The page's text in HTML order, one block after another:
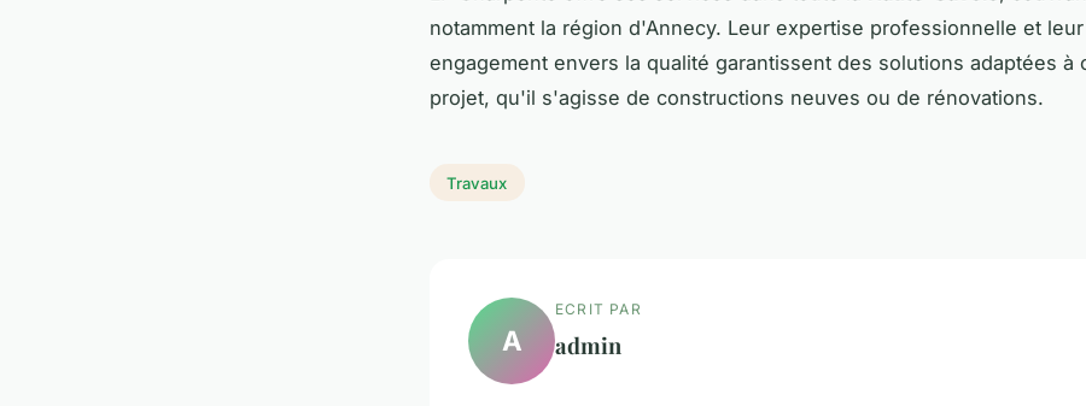
notamment la région d'Annecy. Leur expertise professionnelle et leur
engagement envers la qualité garantissent des solutions adaptées à
projet, qu'il s'agisse de constructions neuves ou de rénovations.
Travaux
A
ECRIT PAR
admin